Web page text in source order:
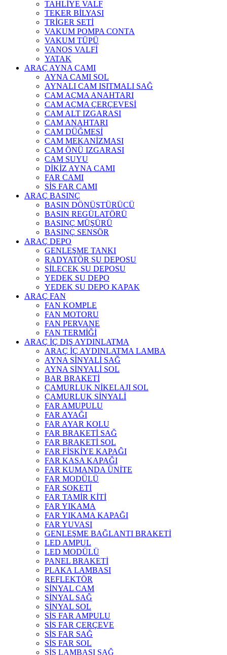
TAHLİYE VALF
TEKER BİLYASI
TRİGER SETİ
VAKUM POMPA CONTA
VAKUM TÜPÜ
VANOS VALFİ
YATAK
ARAÇ AYNA CAMI
AYNA CAMI SOL
AYNALI CAM ISITMALI SAĞ
CAM AÇMA ANAHTARI
CAM AÇMA ÇERÇEVESİ
CAM ALT IZGARASI
CAM ANAHTARI
CAM DÜĞMESİ
CAM MEKANİZMASI
CAM ÖNÜ IZGARASI
CAM SUYU
DİKİZ AYNA CAMI
FAR CAMI
SİS FAR CAMI
ARAÇ BASINÇ
BASIN DÖNÜŞTÜRÜCÜ
BASIN REGÜLATÖRÜ
BASINÇ MÜŞÜRÜ
BASINÇ SENSÖR
ARAÇ DEPO
GENLEŞME TANKI
RADYATÖR SU DEPOSU
SİLECEK SU DEPOSU
YEDEK SU DEPO
YEDEK SU DEPO KAPAK
ARAÇ FAN
FAN KOMPLE
FAN MOTORU
FAN PERVANE
FAN TERMİĞİ
ARAÇ İÇ DIŞ AYDINLATMA
ARAÇ İÇ AYDINLATMA LAMBA
AYNA SİNYALİ SAĞ
AYNA SİNYALİ SOL
BAR BRAKETİ
ÇAMURLUK NİKELAJI SOL
ÇAMURLUK SİNYALİ
FAR AMUPULU
FAR AYAĞI
FAR AYAR KOLU
FAR BRAKETİ SAĞ
FAR BRAKETİ SOL
FAR FİSKİYE KAPAĞI
FAR KASA KAPAĞI
FAR KUMANDA ÜNİTE
FAR MODÜLÜ
FAR SOKETİ
FAR TAMİR KİTİ
FAR YIKAMA
FAR YIKAMA KAPAĞI
FAR YUVASI
GENLEŞME BAĞLANTI BRAKETİ
LED AMPUL
LED MODÜLÜ
PANEL BRAKETİ
PLAKA LAMBASI
REFLEKTÖR
SİNYAL CAM
SİNYAL SAĞ
SİNYAL SOL
SİS FAR AMPULU
SİS FAR ÇERÇEVE
SİS FAR SAĞ
SİS FAR SOL
SİS LAMBASI SAĞ